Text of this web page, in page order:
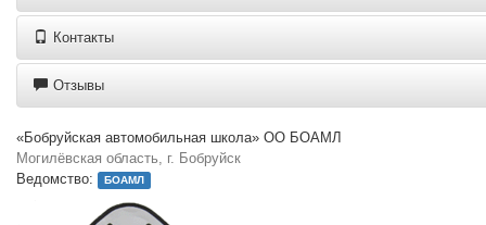
Контакты
Отзывы
«Бобруйская автомобильная школа» ОО БОАМЛ
Могилёвская область, г. Бобруйск
Ведомство:
БОАМЛ